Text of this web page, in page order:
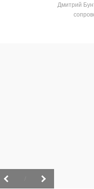
Дмитрий